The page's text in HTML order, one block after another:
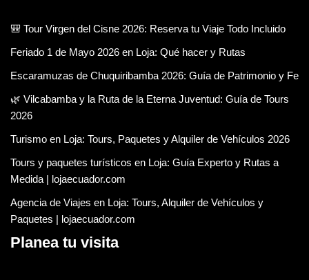
🎒 Tour Virgen del Cisne 2026: Reserva tu Viaje Todo Incluido
Feriado 1 de Mayo 2026 en Loja: Qué hacer y Rutas
Escaramuzas de Chuquiribamba 2026: Guía de Patrimonio y Fe
🌿 Vilcabamba y la Ruta de la Eterna Juventud: Guía de Tours
2026
Turismo en Loja: Tours, Paquetes y Alquiler de Vehículos 2026
Tours y paquetes turísticos en Loja: Guía Experto y Rutas a
Medida | lojaecuador.com
Agencia de Viajes en Loja: Tours, Alquiler de Vehículos y
Paquetes | lojaecuador.com
Planea tu visita